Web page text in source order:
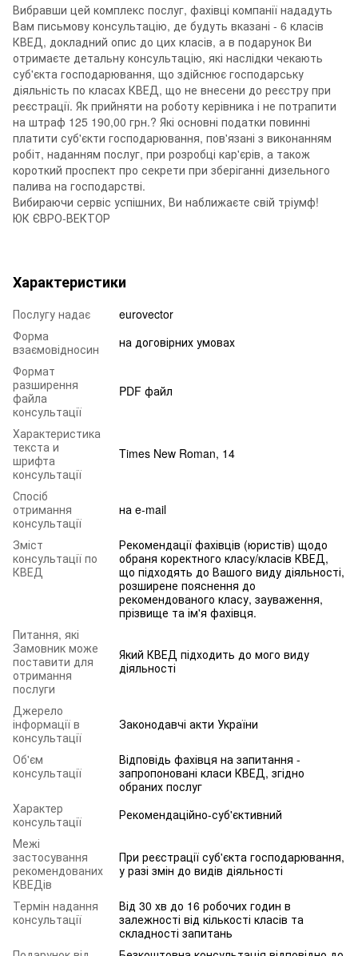
Вибравши цей комплекс послуг, фахівці компанії нададуть
Вам письмову консультацію, де будуть вказані - 6 класів
КВЕД, докладний опис до цих класів, а в подарунок Ви
отримаєте детальну консультацію, які наслідки чекають
суб'єкта господарювання, що здійснює господарську
діяльність по класах КВЕД, що не внесени до реєстру при
реєстрації. Як прийняти на роботу керівника і не потрапити
на штраф 125 190,00 грн.? Які основні податки повинні
платити суб'єкти господарювання, пов'язані з виконанням
робіт, наданням послуг, при розробці кар'єрів, а також
короткий проспект про секрети при зберіганні дизельного
палива на господарстві.
Вибираючи сервіс успішних, Ви наближаєте свій тріумф!
ЮК ЄВРО-ВЕКТОР
Характеристики
Послугу надає
eurovector
Форма
взаємовідносин
на договірних умовах
Формат
разширення
файла
консультації
PDF файл
Характеристика
текста и
шрифта
консультації
Times New Roman, 14
Спосіб
отримання
консультації
на e-mail
Зміст
консультації по
КВЕД
Рекомендації фахівців (юристів) щодо
обраня коректного класу/класів КВЕД,
що підходять до Вашого виду діяльності,
розширене пояснення до
рекомендованого класу, зауваження,
прізвище та ім'я фахівця.
Питання, які
Замовник може
поставити для
отримання
послуги
Який КВЕД підходить до мого виду
діяльності
Джерело
інформації в
консультації
Законодавчі акти України
Об'єм
консультації
Відповідь фахівця на запитання -
запропоновані класи КВЕД, згідно
обраних послуг
Характер
консультації
Рекомендаційно-суб'єктивний
Межі
застосування
рекомендованих
КВЕДів
При реєстрації суб'єкта господарювання,
у разі змін до видів діяльності
Термін надання
консультації
Від 30 хв до 16 робочих годин в
залежності від кількості класів та
складності запитань